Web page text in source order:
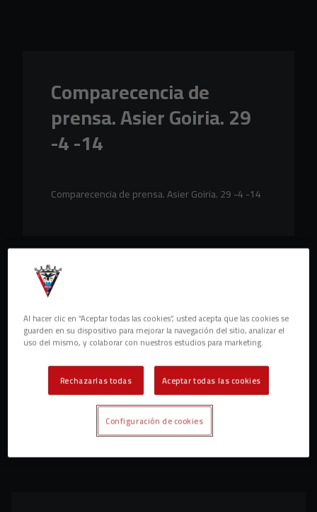
Comparecencia de
prensa. Asier Goiria. 29
-4 -14
Comparecencia de prensa. Asier Goiria. 29 -4 -14
Al hacer clic en “Aceptar todas las cookies”, usted acepta que las cookies se
guarden en su dispositivo para mejorar la navegación del sitio, analizar el
uso del mismo, y colaborar con nuestros estudios para marketing.
Rechazarlas todas Aceptar todas las cookies
Configuración de cookies